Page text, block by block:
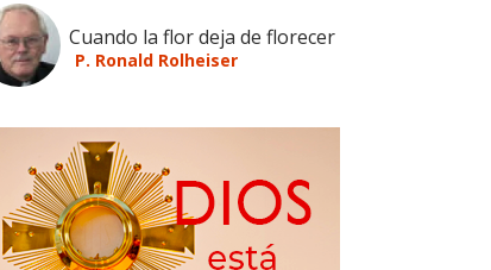
Cuando la flor deja de florecer
P. Ronald Rolheiser